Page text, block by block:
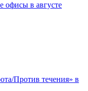
офисы в августе
Против течения» в